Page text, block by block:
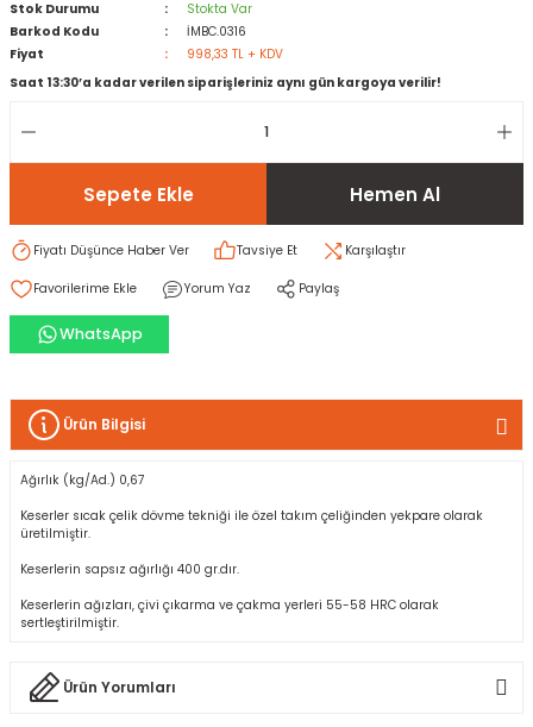
Mastik
Stok Durumu
Stokta Var
Barkod Kodu
İMBC.0316
Fiyat
998,33 TL + KDV
Saat 13:30’a kadar verilen siparişleriniz aynı gün kargoya verilir!
Sepete Ekle Hemen Al
Fiyatı Düşünce Haber Ver Tavsiye Et Karşılaştır
Yorum Yaz Paylaş
WhatsApp
Ürün Bilgisi
Ağırlık (kg/Ad.) 0,67
Keserler sıcak çelik dövme tekniği ile özel takım çeliğinden yekpare olarak
üretilmiştir.
Keserlerin sapsız ağırlığı 400 gr.dır.
Keserlerin ağızları, çivi çıkarma ve çakma yerleri 55-58 HRC olarak
sertleştirilmiştir.
Ürün Yorumları